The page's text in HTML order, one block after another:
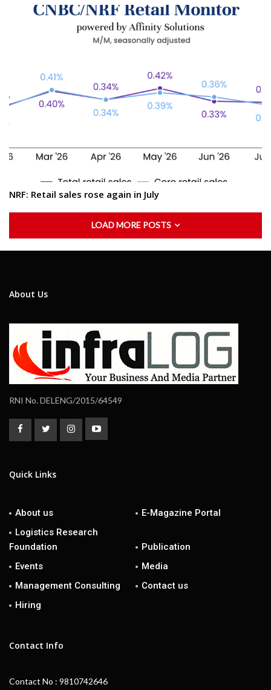
NRF: Retail sales rose again in July
LOAD MORE POSTS
About Us
RNI No. DELENG/2015/64549
Quick Links
About us
E-Magazine Portal
Logistics Research
Foundation
Publication
Events
Media
Management Consulting
Contact us
Hiring
Contact Info
Contact No : 9810742646